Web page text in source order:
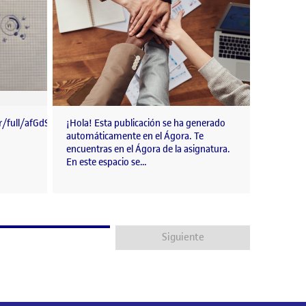
full/afGdSnKN0¡Hola! Esta publicación se ha generado
automáticamente en el Ágora. Te
encuentras en el Ágora de la asignatura.
En este espacio se…
Siguiente